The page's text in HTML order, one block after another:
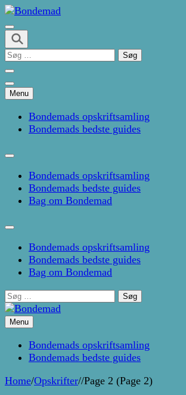
Skip
to
content
(Press
Enter)
Bondemad
Kage- og madblog af Pernille Janbæk
Søg
Menu
Bondemads opskriftsamling
Bondemads bedste guides
Bondemads opskriftsamling
Bondemads bedste guides
Bag om Bondemad
Bondemads opskriftsamling
Bondemads bedste guides
Bag om Bondemad
Søg
efter:
Bondemad
Kage- og madblog af Pernille Janbæk
Menu
Bondemads opskriftsamling
Bondemads bedste guides
Home/Opskrifter//Page 2 (Page 2)